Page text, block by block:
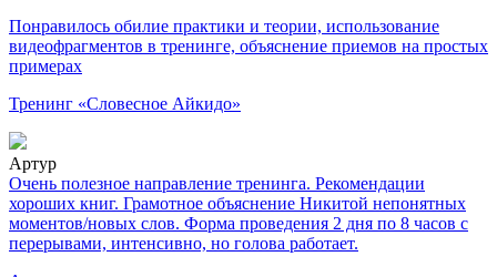
Понравилось обилие практики и теории, использование
видеофрагментов в тренинге, объяснение приемов на простых
примерах
Тренинг «Словесное Айкидо»
Артур
Очень полезное направление тренинга. Рекомендации
хороших книг. Грамотное объяснение Никитой непонятных
моментов/новых слов. Форма проведения 2 дня по 8 часов с
перерывами, интенсивно, но голова работает.